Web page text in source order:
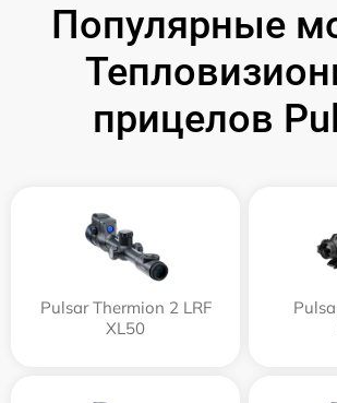
Популярные
прицелов
Pulsar Thermion 2 LRF
XL50